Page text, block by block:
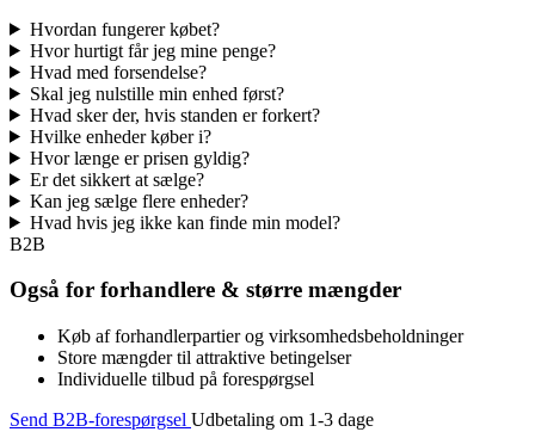
Hvordan fungerer købet?
Hvor hurtigt får jeg mine penge?
Hvad med forsendelse?
Skal jeg nulstille min enhed først?
Hvad sker der, hvis standen er forkert?
Hvilke enheder køber i?
Hvor længe er prisen gyldig?
Er det sikkert at sælge?
Kan jeg sælge flere enheder?
Hvad hvis jeg ikke kan finde min model?
B2B
Også for forhandlere & større mængder
Køb af forhandlerpartier og virksomhedsbeholdninger
Store mængder til attraktive betingelser
Individuelle tilbud på forespørgsel
Send B2B-forespørgsel Udbetaling om 1-3 dage